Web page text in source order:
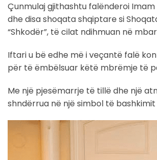
Çunmulaj gjithashtu falënderoi
dhe disa shoqata shqiptare si
“Shkodër”, të cilat ndihmuan në
Iftari u bë edhe më i veçantë falë
për të ëmbëlsuar këtë mbrëmje të
Me një pjesëmarrje të tillë dhe një
shndërrua në një simbol të